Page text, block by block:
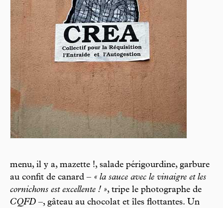
menu, il y a, mazette !, salade périgourdine, garbure
au confit de canard – « la sauce avec le vinaigre et les
cornichons est excellente ! », tripe le photographe de
CQFD –, gâteau au chocolat et îles flottantes. Un